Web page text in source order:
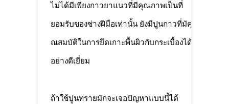
ไม่ได้มีเพียงกาวยาแนวที่มีคุณภาพเป็นที่
ยอมรับของช่างฝีมือเท่านั้น ยังมีปูนกาวที่มัคุ
ณสมบัติในการยึดเกาะพื้นผิวกับกระเบื้องได้
อย่างดีเยี่ยม
ถ้าใช้ปูนทรายมักจะเจอปัญหาแบบนี้ได้